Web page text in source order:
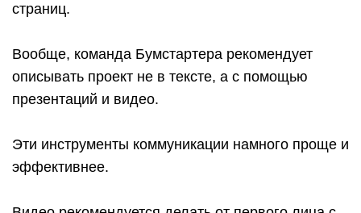
страниц.
Вообще, команда Бумстартера рекомендует
описывать проект не в тексте, а с помощью
презентаций и видео.
Эти инструменты коммуникации намного проще и
эффективнее.